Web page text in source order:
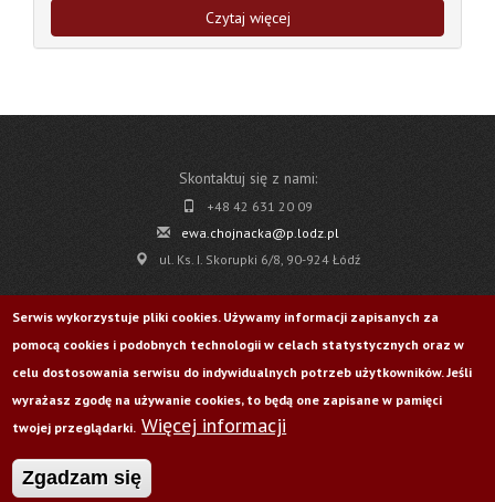
Czytaj więcej
Skontaktuj się z nami:
+48 42 631 20 09
ewa.chojnacka@p.lodz.pl
ul. Ks. I. Skorupki 6/8, 90-924 Łódź
Pobierz
Życie Uczelni nr 176
Odwiedź nas na:
Serwis wykorzystuje pliki cookies. Używamy informacji zapisanych za
pomocą cookies i podobnych technologii w celach statystycznych oraz w
celu dostosowania serwisu do indywidualnych potrzeb użytkowników. Jeśli
wyrażasz zgodę na używanie cookies, to będą one zapisane w pamięci
twojej przeglądarki. Więcej informacji
Zgadzam się